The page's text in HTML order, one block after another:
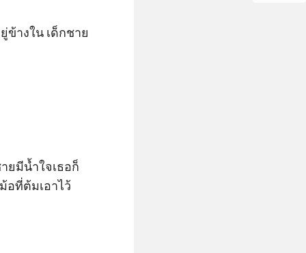
ข้างใน เด็กชาย
ยมีน้ำใจเธอก็
อที่ต้มเอาไว้